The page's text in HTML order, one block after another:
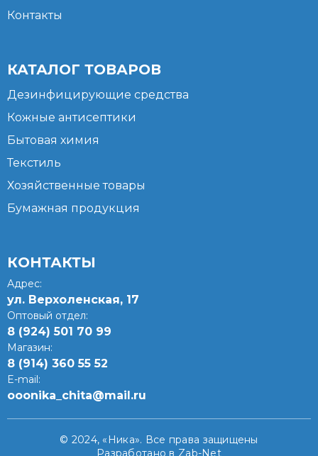
Контакты
КАТАЛОГ ТОВАРОВ
Дезинфицирующие средства
Кожные антисептики
Бытовая химия
Текстиль
Хозяйственные товары
Бумажная продукция
КОНТАКТЫ
Адрес:
ул. Верхоленская, 17​
Оптовый отдел:
8 (924) 501 70 99
Магазин:
8 (914) 360 55 52
E-mail:
ooonika_chita@mail.ru
© 2024, «Ника». Все права защищены
Разработано в Zab-Net